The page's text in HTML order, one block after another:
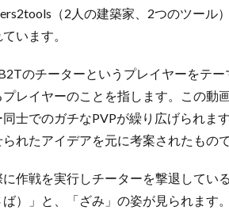
（2人の建築家、2つのツール
います。
のチーターというプレイヤーをテ
レイヤーのことを指します。この動
士でのガチなPVPが繰り広げられま
れたアイデアを元に考案されたもので
作戦を実行しチーターを撃退してい
）」と、「ざみ」の姿が見られます